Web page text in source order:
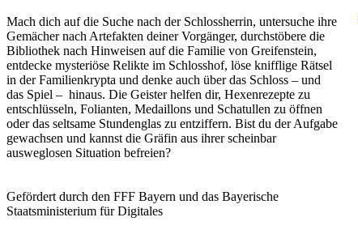
Mach dich auf die Suche nach der Schlossherrin, untersuche ihre
Gemächer nach Artefakten deiner Vorgänger, durchstöbere die
Bibliothek nach Hinweisen auf die Familie von Greifenstein,
entdecke mysteriöse Relikte im Schlosshof, löse knifflige Rätsel
in der Familienkrypta und denke auch über das Schloss – und
das Spiel – hinaus. Die Geister helfen dir, Hexenrezepte zu
entschlüsseln, Folianten, Medaillons und Schatullen zu öffnen
oder das seltsame Stundenglas zu entziffern. Bist du der Aufgabe
gewachsen und kannst die Gräfin aus ihrer scheinbar
ausweglosen Situation befreien?
Gefördert durch den FFF Bayern und das Bayerische
Staatsministerium für Digitales